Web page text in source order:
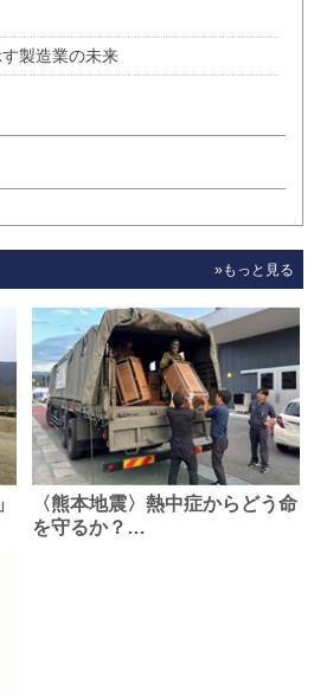
製造業の未来
»もっと見る
〈熊本地震〉熱中症からどう命
を守るか？…